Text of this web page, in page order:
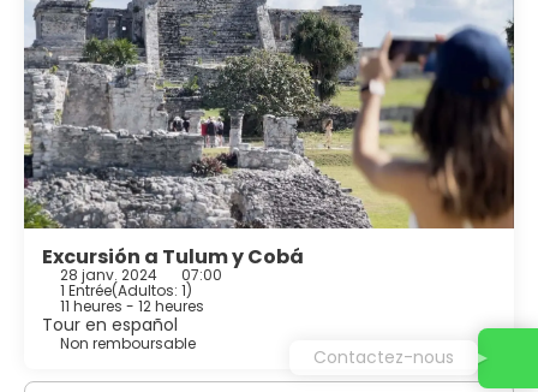
Excursión a Tulum y Cobá
28 janv. 2024 07:00
1 Entrée(Adultos: 1)
11 heures - 12 heures
Tour en español
Non remboursable
Contactez-nous